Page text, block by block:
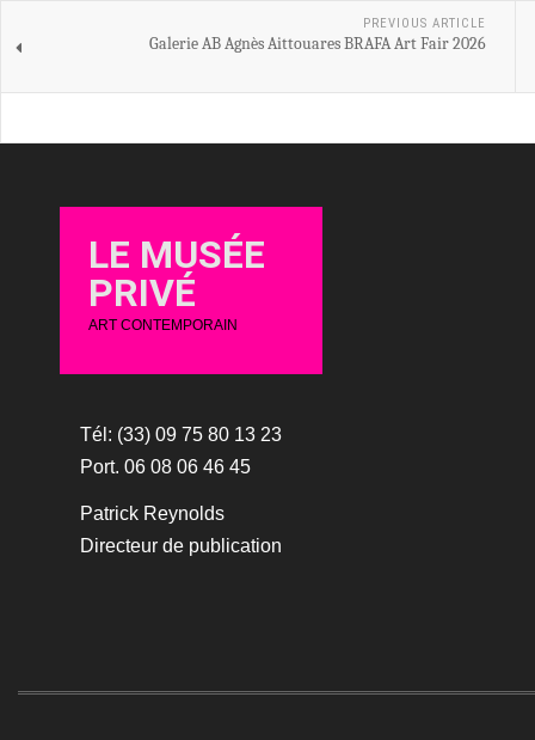
PREVIOUS ARTICLE
Galerie AB Agnès Aittouares BRAFA Art Fair 2026
LE MUSÉE
PRIVÉ
ART CONTEMPORAIN
Tél: (33) 09 75 80 13 23
Port. 06 08 06 46 45
Patrick Reynolds
Directeur de publication